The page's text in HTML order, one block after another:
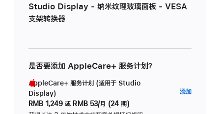
Studio Display - 纳米纹理玻璃面板 - VESA
支架转换器
是否要添加 AppleCare+ 服务计划？
AppleCare+ 服务计划 (适用于 Studio
Display)
RMB 1,249 或 RMB 53/月 (24 期)
添加